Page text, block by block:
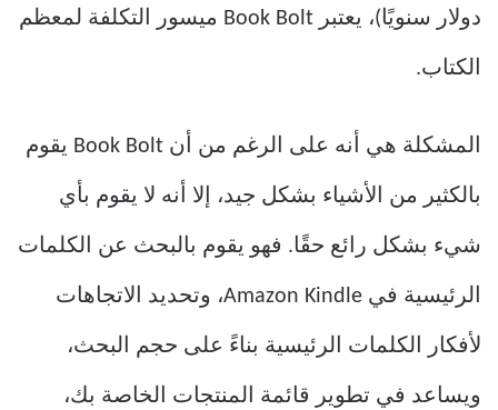
دولار سنويًا)، يعتبر Book Bolt ميسور التكلفة لمعظم
الكتاب.
المشكلة هي أنه على الرغم من أن Book Bolt يقوم
بالكثير من الأشياء بشكل جيد، إلا أنه لا يقوم بأي
شيء بشكل رائع حقًا. فهو يقوم بالبحث عن الكلمات
الرئيسية في Amazon Kindle، وتحديد الاتجاهات
لأفكار الكلمات الرئيسية بناءً على حجم البحث،
ويساعد في تطوير قائمة المنتجات الخاصة بك،